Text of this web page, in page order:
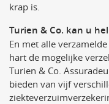
krap is.
Turien & Co. kan u
En met alle
hart de mogelijke
Turien & Co.
bieden van vijf